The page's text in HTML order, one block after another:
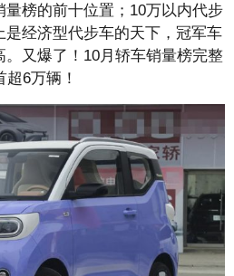
榜的前十位置；10万以内代步
经济型代步车的天下，冠军车
又爆了！10月轿车销量榜完整
6万辆！